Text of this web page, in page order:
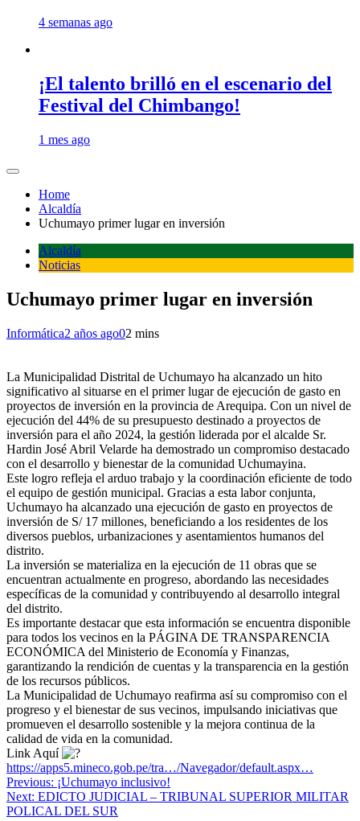
4 semanas ago
¡El talento brilló en el escenario del
Festival del Chimbango!
1 mes ago
Home
Alcaldía
Uchumayo primer lugar en inversión
Alcaldía
Noticias
Uchumayo primer lugar en inversión
Informática2 años ago02 mins
La Municipalidad Distrital de Uchumayo ha alcanzado un hito
significativo al situarse en el primer lugar de ejecución de gasto en
proyectos de inversión en la provincia de Arequipa. Con un nivel de
ejecución del 44% de su presupuesto destinado a proyectos de
inversión para el año 2024, la gestión liderada por el alcalde Sr.
Hardin José Abril Velarde ha demostrado un compromiso destacado
con el desarrollo y bienestar de la comunidad Uchumayina.
Este logro refleja el arduo trabajo y la coordinación eficiente de todo
el equipo de gestión municipal. Gracias a esta labor conjunta,
Uchumayo ha alcanzado una ejecución de gasto en proyectos de
inversión de S/ 17 millones, beneficiando a los residentes de los
diversos pueblos, urbanizaciones y asentamientos humanos del
distrito.
La inversión se materializa en la ejecución de 11 obras que se
encuentran actualmente en progreso, abordando las necesidades
específicas de la comunidad y contribuyendo al desarrollo integral
del distrito.
Es importante destacar que esta información se encuentra disponible
para todos los vecinos en la PÁGINA DE TRANSPARENCIA
ECONÓMICA del Ministerio de Economía y Finanzas,
garantizando la rendición de cuentas y la transparencia en la gestión
de los recursos públicos.
La Municipalidad de Uchumayo reafirma así su compromiso con el
progreso y el bienestar de sus vecinos, impulsando iniciativas que
promueven el desarrollo sostenible y la mejora continua de la
calidad de vida en la comunidad.
Link Aquí
https://apps5.mineco.gob.pe/tra…/Navegador/default.aspx…
Navegación
de
Previous: ¡Uchumayo inclusivo!
Next: EDICTO JUDICIAL – TRIBUNAL SUPERIOR MILITAR
POLICAL DEL SUR